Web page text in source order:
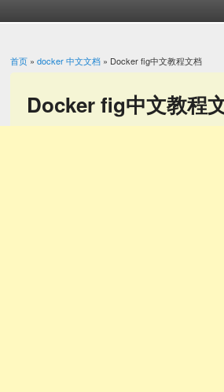
你在这里
首页 »docker 中文文档 » Docker fig中文教程文档
Docker fig中文教程